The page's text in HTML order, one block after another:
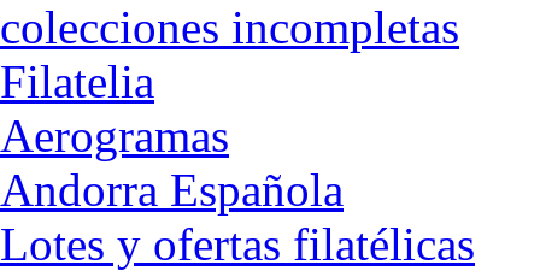
colecciones incompletas
Filatelia
Aerogramas
Andorra Española
Lotes y ofertas filatélicas